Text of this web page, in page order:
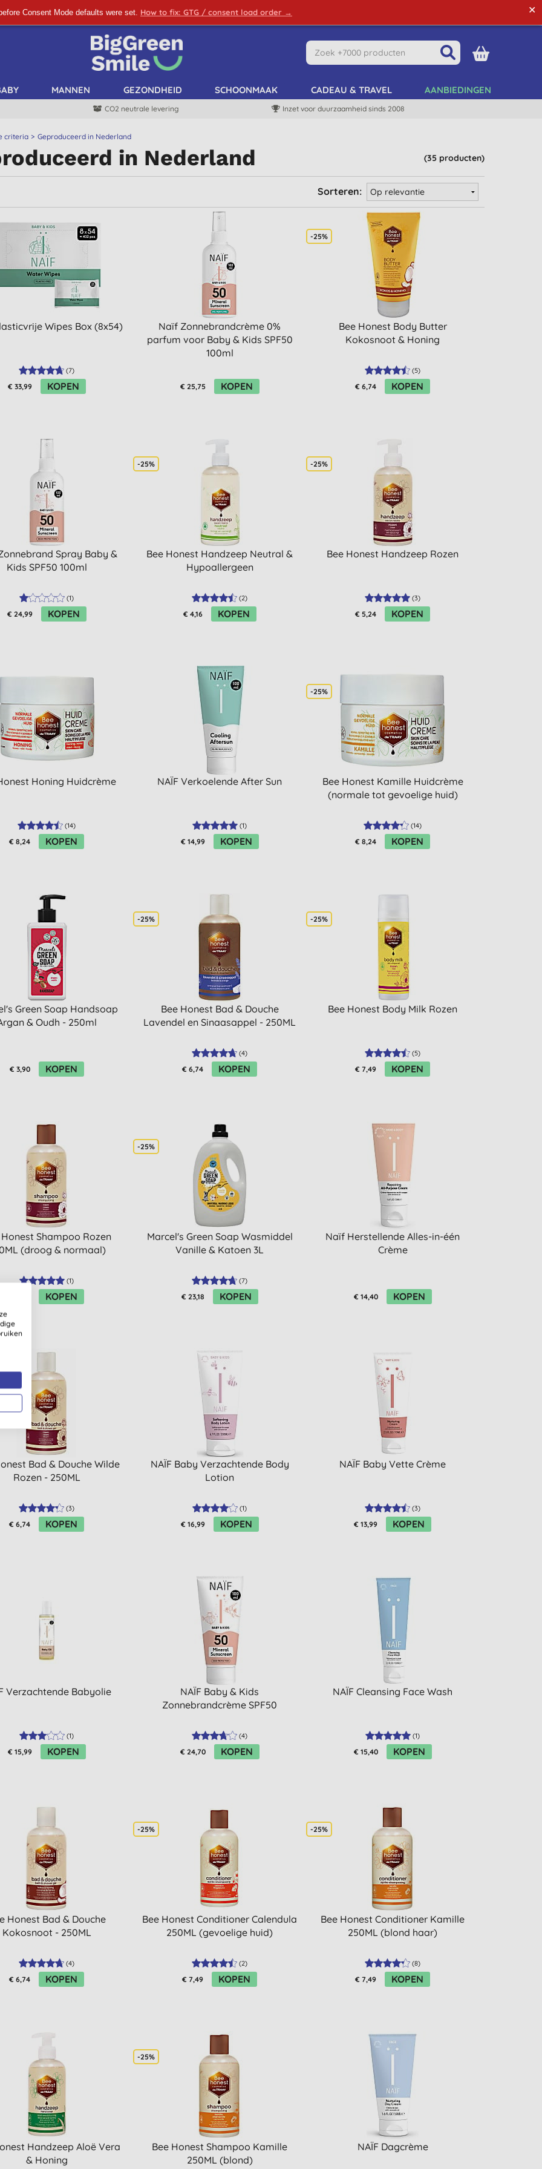
Consent Mode defaults were set. How to fix: GTG / consent load order → ✕
SCHRIJF ME IN!
MANNEN GEZONDHEID SCHOONMAAK CADEAU & TRAVEL AANBIEDINGEN
CO2 neutrale levering Inzet voor duurzaamheid sinds 2008
criteria Geproduceerd in Nederland
(35 producten)
in Nederland
Sorteren:
Wipes Box (8x54)
(7)
€ 33,99 KOPEN
Naïf Zonnebrandcrème 0%
parfum voor Baby & Kids SPF50
100ml
€ 25,75 KOPEN
-25%
Bee Honest Body Butter
Kokosnoot & Honing
(5)
€ 6,74 KOPEN
Spray Baby &
Kids SPF50 100ml
(1)
€ 24,99 KOPEN
-25%
Bee Honest Handzeep Neutral &
Hypoallergeen
(2)
€ 4,16 KOPEN
-25%
Bee Honest Handzeep Rozen
(3)
€ 5,24 KOPEN
Honing Huidcrème
(14)
€ 8,24 KOPEN
NAÏF Verkoelende After Sun
(1)
€ 14,99 KOPEN
-25%
Bee Honest Kamille Huidcrème
(normale tot gevoelige huid)
(14)
€ 8,24 KOPEN
Green Soap Handsoap
& Oudh - 250ml
€ 3,90 KOPEN
-25%
Bee Honest Bad & Douche
Lavendel en Sinaasappel - 250ML
(4)
€ 6,74 KOPEN
-25%
Bee Honest Body Milk Rozen
(5)
€ 7,49 KOPEN
Honest Shampoo Rozen
(droog & normaal)
(1)
KOPEN
-25%
Marcel's Green Soap Wasmiddel
Vanille & Katoen 3L
(7)
€ 23,18 KOPEN
Naïf Herstellende Alles-in-één
Crème
€ 14,40 KOPEN
Bad & Douche Wilde
Rozen - 250ML
(3)
€ 6,74 KOPEN
NAÏF Baby Verzachtende Body
Lotion
(1)
€ 16,99 KOPEN
NAÏF Baby Vette Crème
(3)
€ 13,99 KOPEN
Verzachtende Babyolie
(1)
€ 15,99 KOPEN
NAÏF Baby & Kids
Zonnebrandcrème SPF50
(4)
€ 24,70 KOPEN
NAÏF Cleansing Face Wash
(1)
€ 15,40 KOPEN
Honest Bad & Douche
Kokosnoot - 250ML
(4)
€ 6,74 KOPEN
-25%
Bee Honest Conditioner Calendula
250ML (gevoelige huid)
(2)
€ 7,49 KOPEN
-25%
Bee Honest Conditioner Kamille
250ML (blond haar)
(8)
€ 7,49 KOPEN
Handzeep Aloë Vera
& Honing
-25%
Bee Honest Shampoo Kamille
250ML (blond)
NAÏF Dagcrème